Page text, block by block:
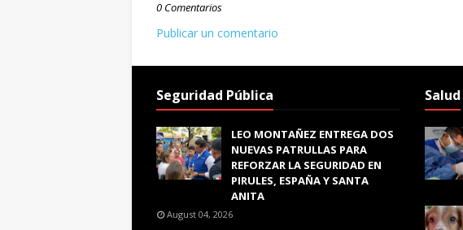
0 Comentarios
Publicar un comentario
Seguridad Pública
LEO MONTAÑEZ ENTREGA DOS
NUEVAS PATRULLAS PARA
REFORZAR LA SEGURIDAD EN
PIRULES, ESPAÑA Y SANTA
ANITA
August 04, 2026
Salud